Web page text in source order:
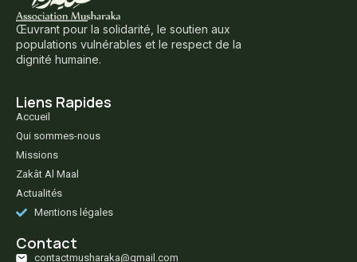
Œuvrant pour la solidarité, le soutien aux
populations vulnérables et le respect de la
dignité humaine.
Liens Rapides
Accueil
Qui sommes-nous
Missions
Zakât Al Maal
Actualités
Mentions légales
Contact
contactmusharaka@gmail.com